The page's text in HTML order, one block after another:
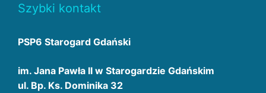
Szybki kontakt
PSP6 Starogard Gdański
im. Jana Pawła II w Starogardzie Gdańskim
ul. Bp. Ks. Dominika 32